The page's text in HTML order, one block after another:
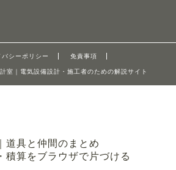
バシーポリシー 免責事項
｜電気設備設計・施工者のための解説サイト
道具と仲間のまとめ
積算をブラウザで片づける